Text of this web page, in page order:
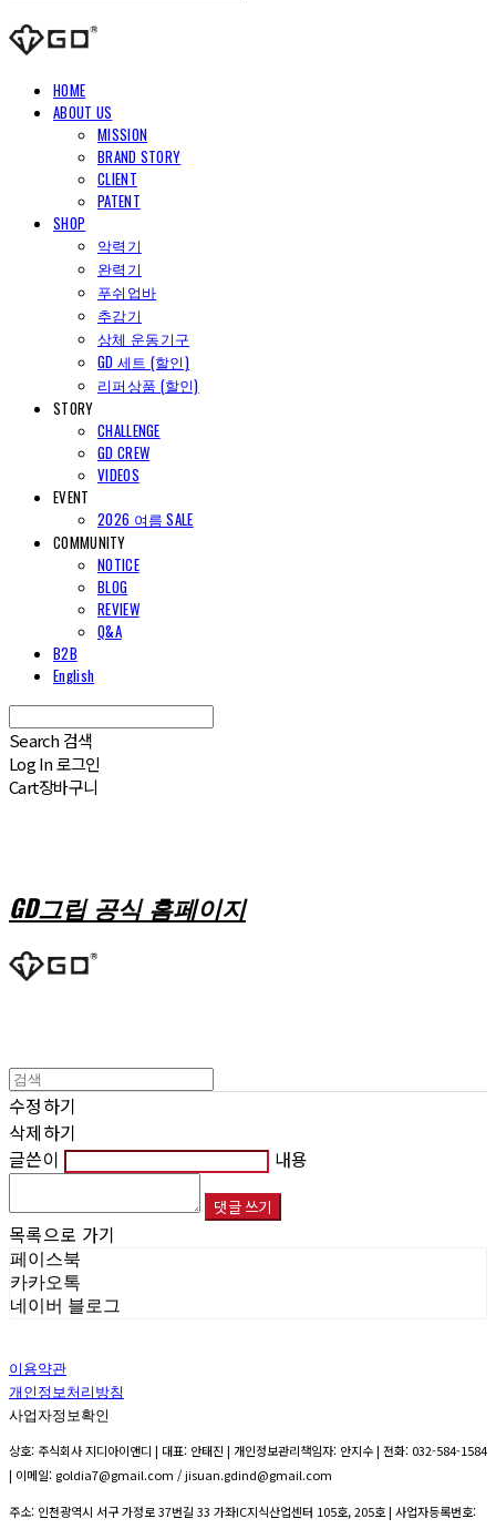
HOME
ABOUT US
MISSION
BRAND STORY
CLIENT
PATENT
SHOP
악력기
완력기
푸쉬업바
추감기
상체 운동기구
GD 세트 (할인)
리퍼상품 (할인)
STORY
CHALLENGE
GD CREW
VIDEOS
EVENT
2026 여름 SALE
COMMUNITY
NOTICE
BLOG
REVIEW
Q&A
B2B
English
Search 검색
Log In로그인
Cart장바구니
GD그립 공식 홈페이지
수정하기
삭제하기
글쓴이
내용
댓글 쓰기
목록으로 가기
페이스북
카카오톡
네이버 블로그
이용약관
개인정보처리방침
사업자정보확인
상호: 주식회사 지디아이앤디 | 대표: 안태진 | 개인정보관리책임자: 안지수 | 전화: 032-584-1584
| 이메일: goldia7@gmail.com / jisuan.gdind@gmail.com
주소: 인천광역시 서구 가정로 37번길 33 가좌IC지식산업센터 105호, 205호 | 사업자등록번호: